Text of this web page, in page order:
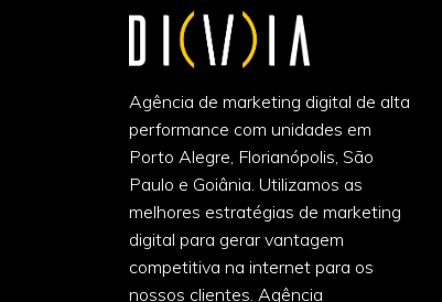
Agência de marketing digital de alta
performance com unidades em
Porto Alegre, Florianópolis, São
Paulo e Goiânia. Utilizamos as
melhores estratégias de marketing
digital para gerar vantagem
competitiva na internet para os
nossos clientes. Agência